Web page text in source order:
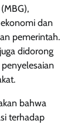
dan
pemerintah.
didorong
bahwa
terhadap